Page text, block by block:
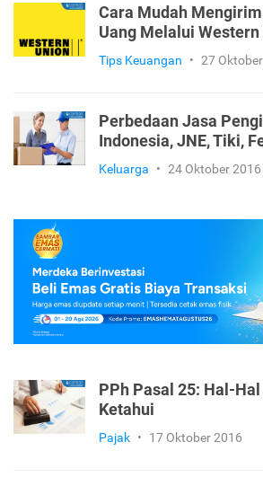
Cara Mudah
Uang Melalui
Tips Keuangan • 27
Perbedaan Jasa
Indonesia, JNE, Tiki,
Keluarga • 24 Oktober 2016
PPh Pasal 25: Hal-
Ketahui
Pajak • 17 Oktober 2016